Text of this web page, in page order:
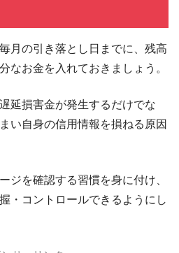
月の引き落とし日までに、残高
なお金を入れておきましょう。
延損害金が発生するだけでな
い自身の信用情報を損ねる原因
ジを確認する習慣を身に付け、
・コントロールできるようにし